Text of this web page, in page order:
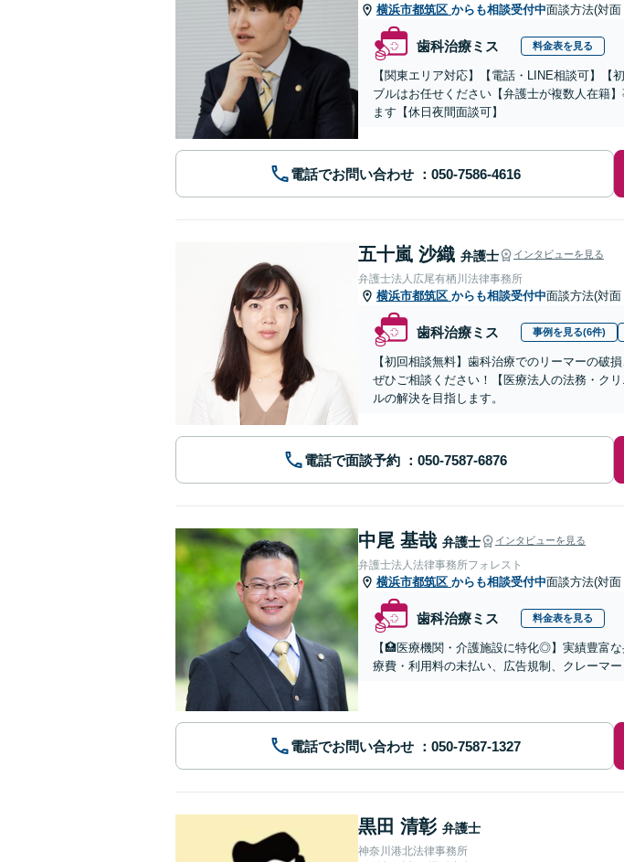
横浜市都筑区 からも相談受付中面談方法(対
歯科治療ミス 料金表を見る
【関東エリア対応】【電話・LINE相談可】
ブルはお任せください【弁護士が複数人在籍
ます【休日夜間面談可】
電話でお問い合わせ
五十嵐 沙織 弁護士 インタビューを見る
弁護士法人広尾有栖川法律事務所
横浜市都筑区 からも相談受付中面談方法(対
歯科治療ミス 事例を見る(6件)
【初回相談無料】歯科治療でのリーマーの破
ぜひご相談ください！【医療法人の法務・ク
ルの解決を目指します。
電話で面談予約
中尾 基哉 弁護士 インタビューを見る
弁護士法人法律事務所フォレスト
横浜市都筑区 からも相談受付中面談方法(対
歯科治療ミス 料金表を見る
【🏥医療機関・介護施設に特化◎】実績豊富
療費・利用料の未払い、広告規制、クレーマ
電話でお問い合わせ
黒田 清彰 弁護士
神奈川港北法律事務所